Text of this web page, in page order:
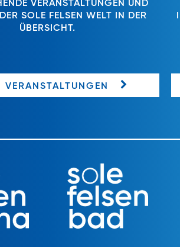
VERANSTALTUNGEN UND
SOLE FELSEN WELT IN DER
ÜBERSICHT.
VERANSTALTUNGEN